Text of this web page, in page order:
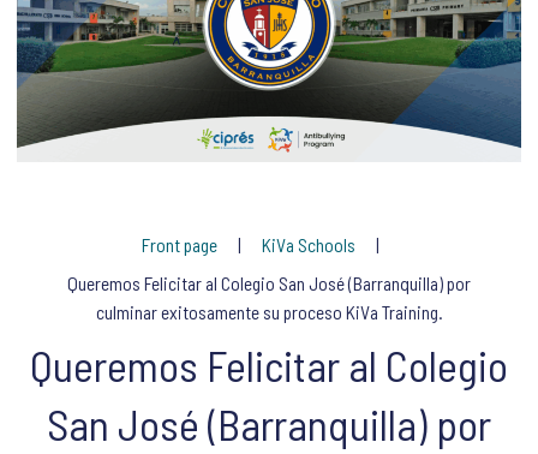
Front page
KiVa Schools
Queremos Felicitar al Colegio San José (Barranquilla) por
culminar exitosamente su proceso KiVa Training.
Queremos Felicitar al Colegio
San José (Barranquilla) por